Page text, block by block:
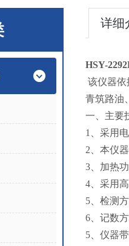
详细
HSY-
该仪器依
青筑路油
一、主要
1、采用
2、本仪
3、加热
4、采用
5、检测
6、记数
5、仪器